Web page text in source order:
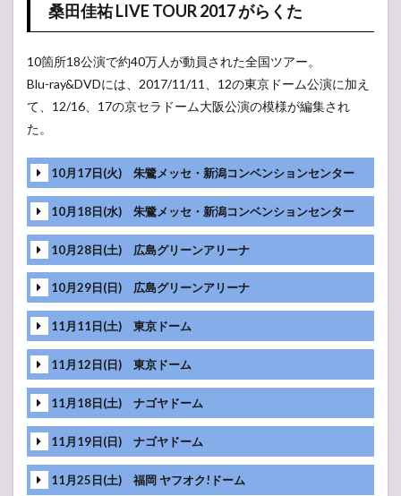
スト
桑田
佳祐
LIVE
TOUR
1.2
桑田
佳祐 この
夏、大人の
夜遊び in 日
本で一番垢
抜けた場
所!!
supported
by ニッポン
ハム /
Billboard
Live 10th
Anniversary
2
桑田
佳祐
ライ
ブ・
コン
桑田佳祐 LIVE TOUR 2017 がらくた
10箇所18公演で約40万人が動員された全国ツアー。
Blu-ray&DVDには、2017/11/11、12の東京ドーム公演に加え
て、12/16、17の京セラドーム大阪公演の模様が編集され
た。
10月17日(火) 朱鷺メッセ・新潟コンベンションセンター
10月18日(水) 朱鷺メッセ・新潟コンベンションセンター
10月28日(土) 広島グリーンアリーナ
10月29日(日) 広島グリーンアリーナ
11月11日(土) 東京ドーム
11月12日(日) 東京ドーム
11月18日(土) ナゴヤドーム
11月19日(日) ナゴヤドーム
11月25日(土) 福岡 ヤフオク!ドーム